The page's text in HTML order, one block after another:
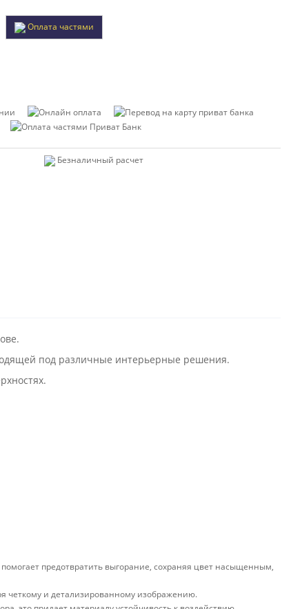
Оплата частями
Безналичный расчет
под различные интерьерные решения.
предотвратить выгорание, сохраняя цвет насыщенным,
четкому и детализированному изображению.